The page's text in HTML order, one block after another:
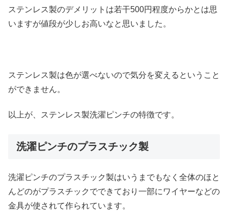
ステンレス製のデメリットは若干500円程度からかとは思
いますが値段が少しお高いなと思いました。
ステンレス製は色が選べないので気分を変えるということ
ができません。
以上が、ステンレス製洗濯ピンチの特徴です。
洗濯ピンチのプラスチック製
洗濯ピンチのプラスチック製はいうまでもなく全体のほと
んどのがプラスチックでできており一部にワイヤーなどの
金具が使されて作られています。